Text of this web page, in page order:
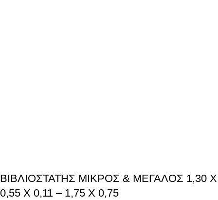
ΒΙΒΛΙΟΣΤΑΤΗΣ ΜΙΚΡΟΣ & ΜΕΓΑΛΟΣ 1,30 X
0,55 X 0,11 – 1,75 X 0,75